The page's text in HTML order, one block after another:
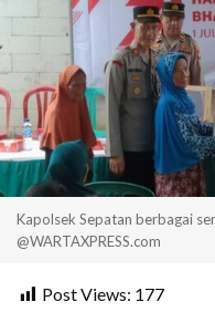
Kapolsek Sepatan berbagai
@WARTAXPRESS.com
Post Views: 177